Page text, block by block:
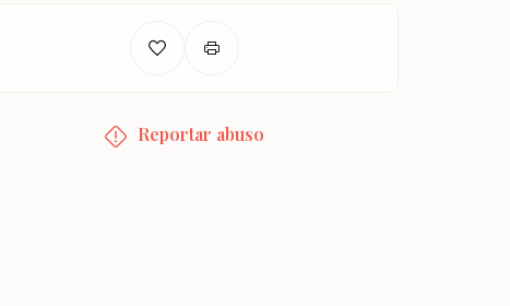
Reportar abuso